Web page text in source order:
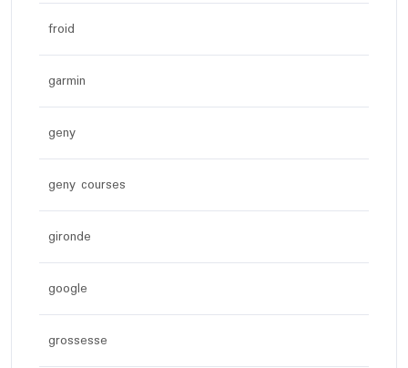
froid
garmin
geny
geny courses
gironde
google
grossesse